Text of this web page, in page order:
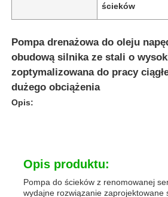
ścieków
Pompa drenażowa do oleju
obudową silnika ze stali o
zoptymalizowana do pracy
dużego obciążenia
Opis:
Opis produktu:
Pompa do ścieków z renomowanej
wydajne rozwiązanie zaprojektowane